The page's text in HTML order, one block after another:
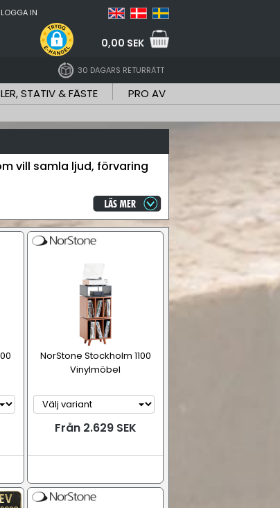
LOGGA IN
0,00 SEK
30 DAGARS RETURRÄTT
STATIV & FÄSTE PRO AV
vill samla ljud, förvaring
NorStone Stockholm 1100
Vinylmöbel
Från 2.629 SEK